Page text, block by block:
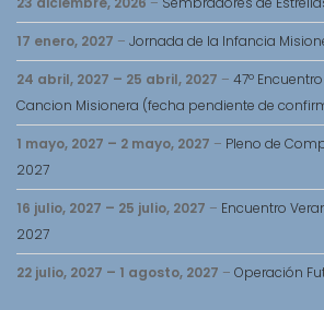
17 enero, 2027 – Jornada de la Infancia
24 abril, 2027 – 25 abril, 2027 – 47º
Cancion Misionera (fecha pendiente de
1 mayo, 2027 – 2 mayo, 2027 – Pleno de
2027
16 julio, 2027 – 25 julio, 2027 – Encuentro
2027
22 julio, 2027 – 1 agosto, 2027 – Operación